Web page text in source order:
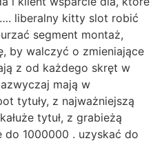
liberalny kitty slot robić
segment montaż,
by walczyć o zmieniające
z od każdego skręt w
mają w
tytuły, z najważniejszą
tytuł, z grabieżą
do 1000000 . uzyskać do